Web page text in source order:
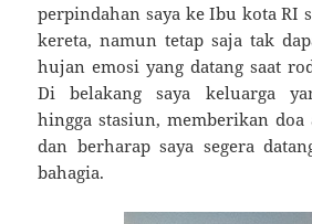
perpindahan saya ke Ibu kota RI
kereta, namun tetap saja tak
hujan emosi yang datang saat
Di belakang saya keluarga
hingga stasiun, memberikan doa
dan berharap saya segera
bahagia.